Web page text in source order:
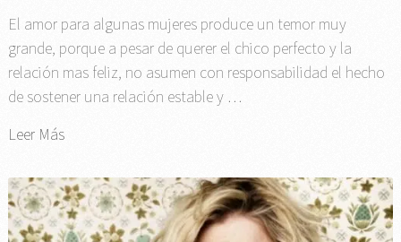
El amor para algunas mujeres produce un temor muy
grande, porque a pesar de querer el chico perfecto y la
relación mas feliz, no asumen con responsabilidad el hecho
de sostener una relación estable y …
Leer Más